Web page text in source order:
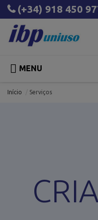
(+34) 918 450
 MENU
Início Serviços